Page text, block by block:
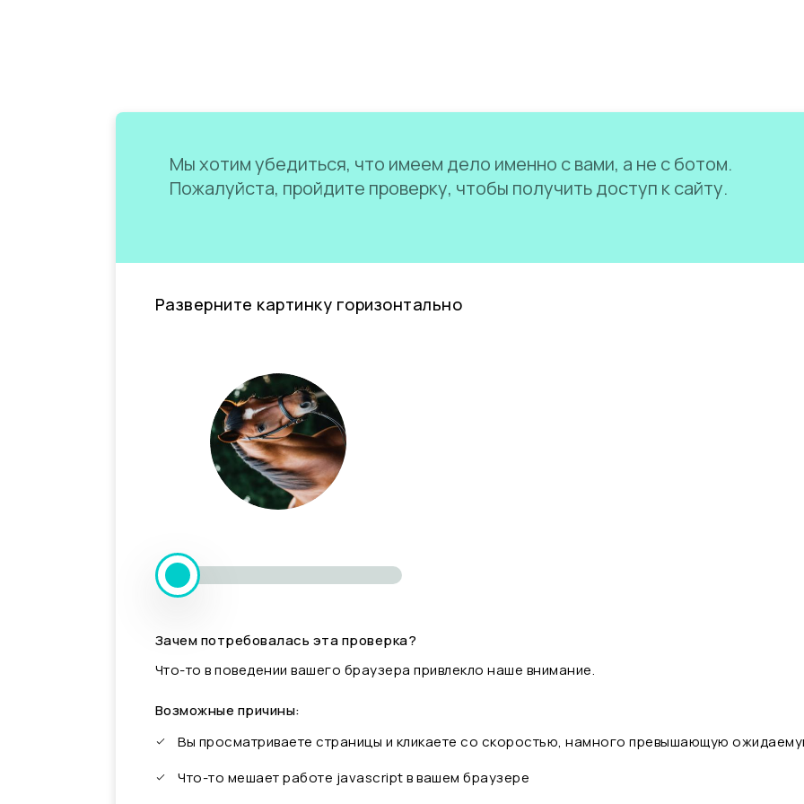
Мы хотим убедиться, что имеем дело именно с вами, а не с ботом.
Пожалуйста, пройдите проверку, чтобы получить доступ к сайту.
Разверните картинку горизонтально
Зачем потребовалась эта проверка?
Что-то в поведении вашего браузера привлекло наше внимание.
Возможные причины:
Вы просматриваете страницы и кликаете со скоростью, намного превышающую
Что-то мешает работе javascript в вашем браузере